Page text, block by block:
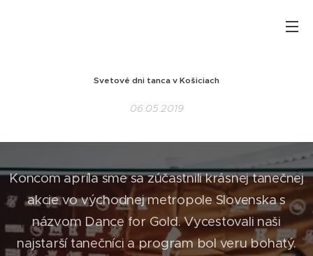
Svetové dni tanca v Košiciach
06.05.2019
Koncom apríla sme sa zúčastnili krásnej tanečnej
akcie vo východnej metropole Slovenska s
názvom Dance for Gold. Vycestovali naši
najstarší tanečníci a program bol veru bohatý.